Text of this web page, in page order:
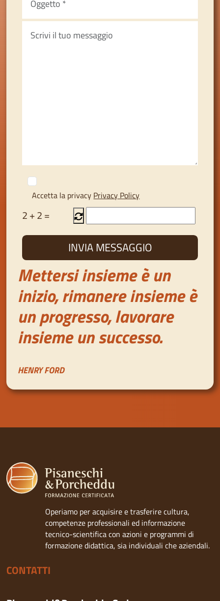
Accetta la privacy Privacy Policy
2+2=
Mettersi insieme è un
inizio, rimanere insieme è
un progresso, lavorare
insieme un successo.
HENRY FORD
Operiamo per acquisire e trasferire cultura,
competenze professionali ed informazione
tecnico-scientifica con azioni e programmi di
formazione didattica, sia individuali che aziendali.
CONTATTI